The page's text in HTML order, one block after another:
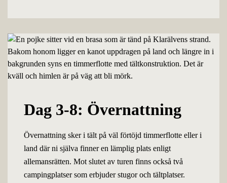
Dag 3-8: Övernattning
Övernattning sker i tält på väl förtöjd timmerflotte eller i
land där ni själva finner en lämplig plats enligt
allemansrätten. Mot slutet av turen finns också två
campingplatser som erbjuder stugor och tältplatser.